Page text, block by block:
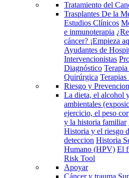
Tratamiento del
Trasplantes De la
Estudios Clínicos
e inmunoterapia
cáncer? ¡Empieza
Ayudantes de
Intervencionistas
Diagnóstico
Quirúrgica
Riesgo y Prevencion
La dieta, el alcohol
ambientales
ejercicio, el peso
y la historia familiar
Historia y el riesgo
deteccion Historia
Humano (HPV) El
Risk Tool
Apoyar
Cáncer y trauma